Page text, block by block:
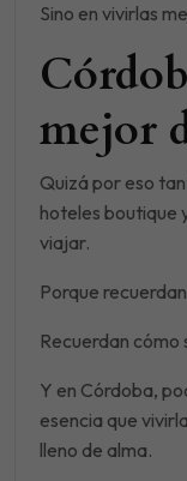
Sino en vivirlas
mejor
Quizá por eso
hoteles boutique
viajar.
Porque
Recuerdan cómo
Y en Córdoba,
esencia que
lleno de alma.